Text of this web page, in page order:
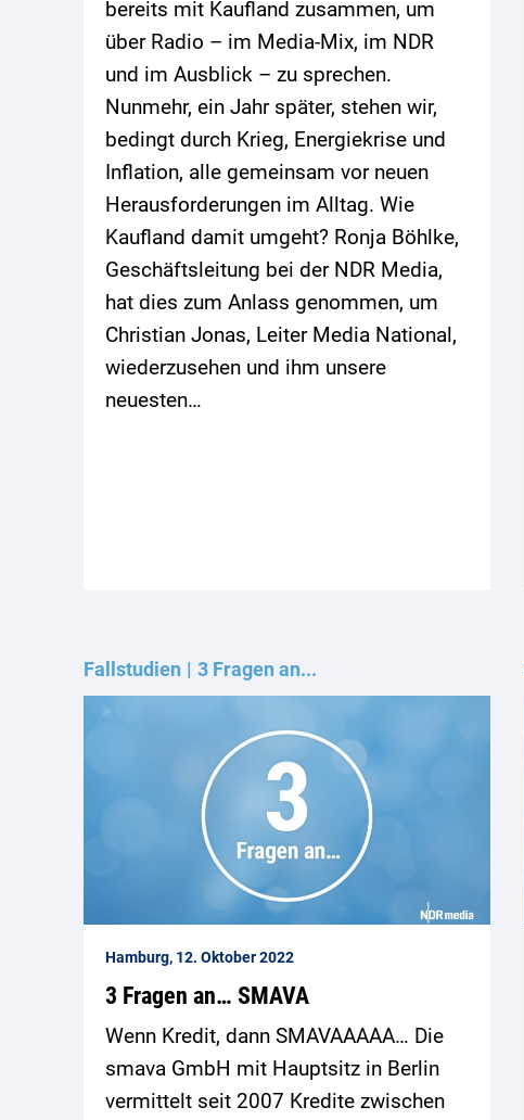
bereits mit Kaufland zusammen, um
über Radio – im Media-Mix, im NDR
und im Ausblick – zu sprechen.
Nunmehr, ein Jahr später, stehen wir,
bedingt durch Krieg, Energiekrise und
Inflation, alle gemeinsam vor neuen
Herausforderungen im Alltag. Wie
Kaufland damit umgeht? Ronja Böhlke,
Geschäftsleitung bei der NDR Media,
hat dies zum Anlass genommen, um
Christian Jonas, Leiter Media National,
wiederzusehen und ihm unsere
neuesten…
Fallstudien 3 Fragen an...
Hamburg, 12. Oktober 2022
3 Fragen an… SMAVA
Wenn Kredit, dann SMAVAAAAA… Die
smava GmbH mit Hauptsitz in Berlin
vermittelt seit 2007 Kredite zwischen